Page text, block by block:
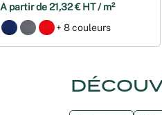
À partir de 21,32 € HT / m²
+ 8 couleurs